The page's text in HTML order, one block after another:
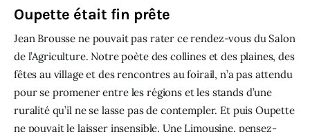
Oupette était fin prête
Jean Brousse ne pouvait pas rater ce rendez-vous du Salon
de l’Agriculture. Notre poète des collines et des plaines, des
fêtes au village et des rencontres au foirail, n’a pas attendu
pour se promener entre les régions et les stands d’une
ruralité qu’il ne se lasse pas de contempler. Et puis Oupette
ne pouvait le laisser insensible. Une Limousine, pensez-